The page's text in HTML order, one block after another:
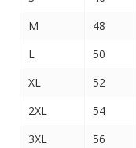
M
48
L
50
XL
52
2XL
54
3XL
56